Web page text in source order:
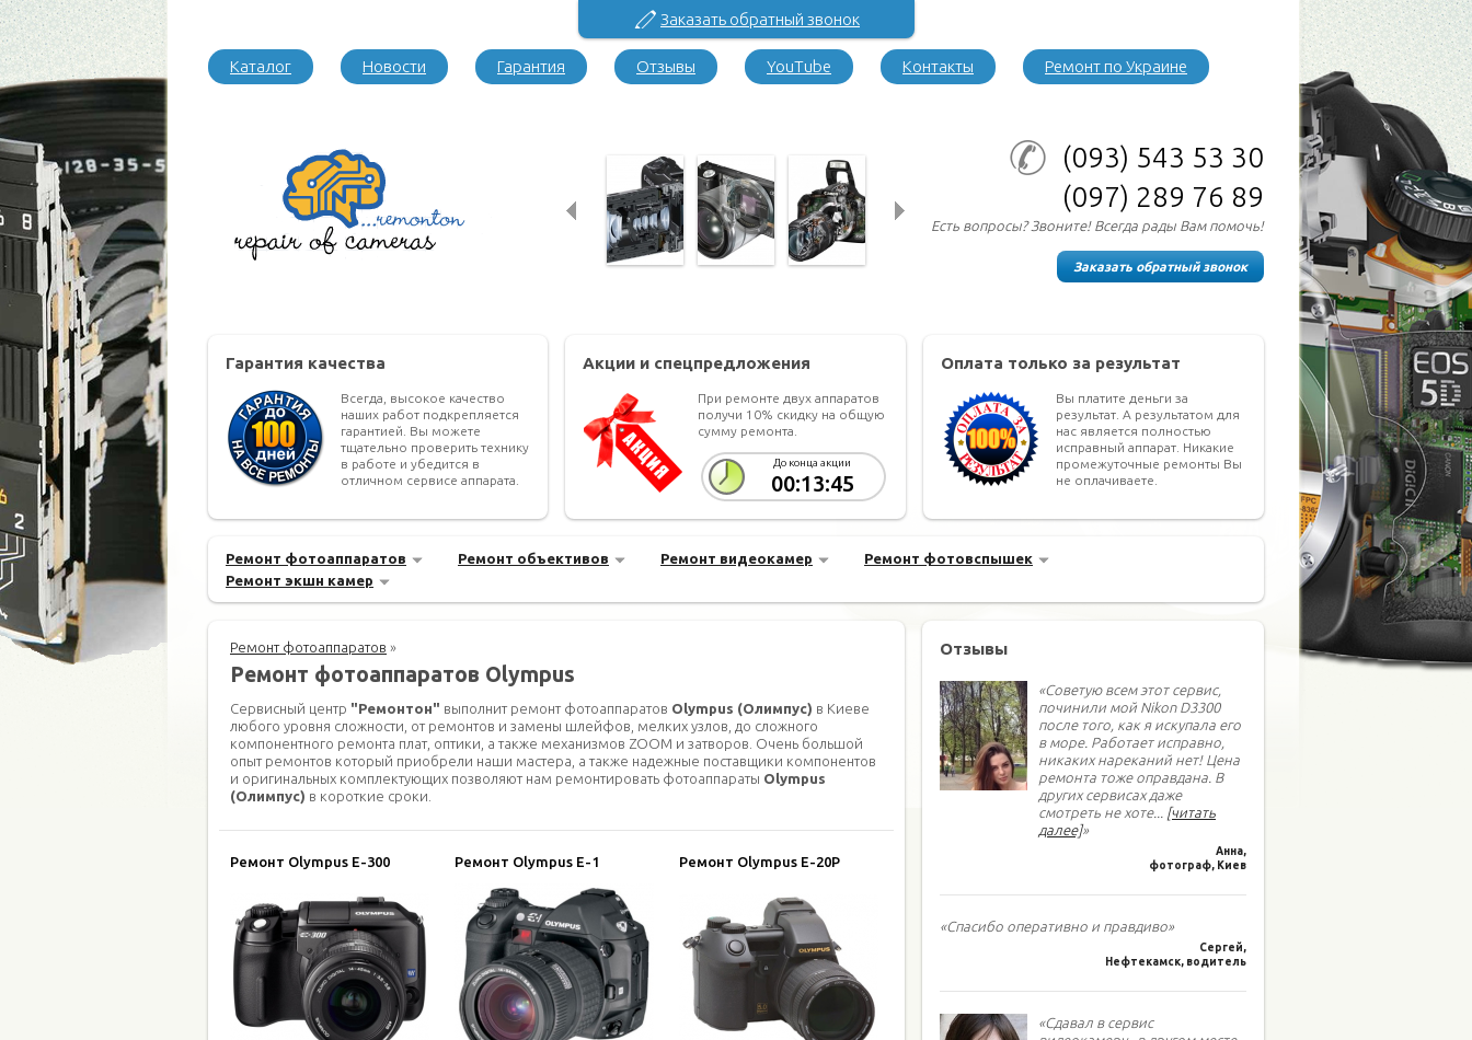
Каталог Новости Гарантия Отзывы YouTube Контакты Ремонт по Украине
(093) 543 53 30
(097) 289 76 89
Есть вопросы? Звоните! Всегда рады Вам помочь!
Заказать обратный звонок
Гарантия качества
Всегда, высокое качество
наших работ подкрепляется
гарантией. Вы можете
тщательно проверить технику
в работе и убедится в
отличном сервисе аппарата.
Акции и спецпредложения
При ремонте двух аппаратов
получи 10% скидку на общую
сумму ремонта.
До конца акции
00:13:44
Оплата только за результат
Вы платите деньги за
результат. А результатом для
нас является полностью
исправный аппарат. Никакие
промежуточные ремонты Вы
не оплачиваете.
Ремонт фотоаппаратов Ремонт объективов Ремонт видеокамер
Ремонт фотовспышек
Ремонт экшн камер
Отзывы
«Советую всем этот сервис,
починили мой Nikon D3300
после того, как я искупала его
в море. Работает исправно,
никаких нареканий нет! Цена
ремонта тоже оправдана. В
других сервисах даже
смотреть не хоте... [читать
далее]»
Анна,
фотограф, Киев
«Спасибо оперативно и правдиво»
Сергей,
Нефтекамск, водитель
«Сдавал в сервис
Ремонт фотоаппаратов »
Ремонт фотоаппаратов Olympus
Сервисный центр "Ремонтон" выполнит ремонт фотоаппаратов Olympus (Олимпус) в Киеве
любого уровня сложности, от ремонтов и замены шлейфов, мелких узлов, до сложного
компонентного ремонта плат, оптики, а также механизмов ZOOM и затворов. Очень большой
опыт ремонтов который приобрели наши мастера, а также надежные поставщики компонентов
и оригинальных комплектующих позволяют нам ремонтировать фотоаппараты Olympus
(Олимпус) в короткие сроки.
Ремонт Olympus E-300 Ремонт Olympus E-1 Ремонт Olympus E-20P
Заказать обратный звонок